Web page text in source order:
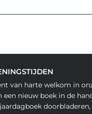
van harte welkom in
een nieuw boek in de
doorbladeren,